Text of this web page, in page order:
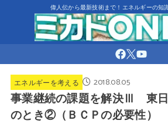
偉人伝から最新技術まで！エネルギーの知
エネルギーを考える 2018.08.05
事業継続の課題を解決Ⅲ 東
のとき②（ＢＣＰの必要性）